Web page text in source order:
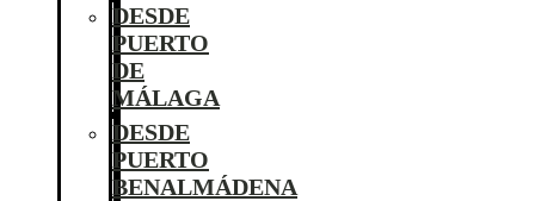
DESDE
PUERTO
DE
MÁLAGA
DESDE
PUERTO
BENALMÁDENA